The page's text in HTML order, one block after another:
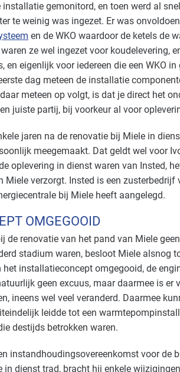
gemonitord, en toen werd al
te weinig was ingezet. Er was
en de WKO waardoor de ketels de
ze wel ingezet voor koudelevering,
en eigenlijk voor iedereen die een WKO
dag meteen de installatie
meteen op volgt, is dat je direct het
juiste partij, bij voorkeur al voor
jaren na de renovatie bij Miele in
meegemaakt. Dat geldt wel voor
oplevering in dienst waren van Insted,
Miele verzorgt. Insted is een zusterbedrijf
bij Miele heeft aangelegd.
OMGEGOOID
de renovatie van het pand van Miele
stadium waren, besloot Miele alsnog
installatieconcept omgegooid, de
geen excuus, maar daarmee is
ineens wel veel veranderd. Daarmee
leidde tot een
destijds betrokken waren.
instandhoudingsovereenkomst voor de
dienst trad, bracht hij enkele